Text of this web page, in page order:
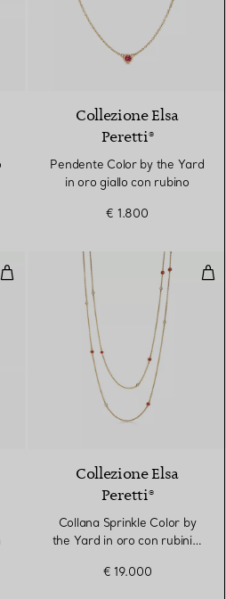
Collezione Elsa
Peretti®
Pendente Color by the Yard
in oro giallo con rubino
€ 1.800
Pendente Open Heart in oro
2 Materiali
Collezione Elsa
Peretti®
Collana Sprinkle Color by
the Yard in oro con rubini e
€ 19.000